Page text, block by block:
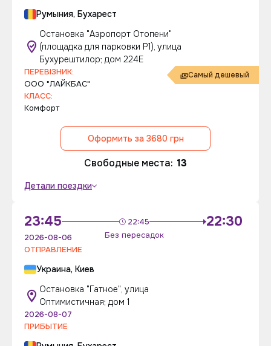
Румыния, Бухарест
Остановка "Аэропорт Отопени"
(площадка для парковки P1), улица
Бухурештилор; дом 224Е
Самый дешевый
ПЕРЕВІЗНИК:
ООО "ЛАЙКБАС"
КЛАСС:
Комфорт
Оформить за 3680 грн
Свободные места: 13
Детали поездки
23:45 22:45
Без пересадок
22:30
2026-08-06
ОТПРАВЛЕНИЕ
Украина, Киев
Остановка "Гатное", улица
Оптимистичная; дом 1
2026-08-07
ПРИБЫТИЕ